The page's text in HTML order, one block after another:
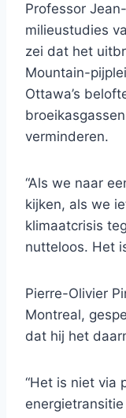
Professor
milieustudies
zei dat het
Mountain-
Ottawa’s
verminderen.
“Als we naar
kijken, als we
klimaatcrisis
nutteloos. Het
Pierre-Olivier
Montreal,
dat hij het
“Het is niet via